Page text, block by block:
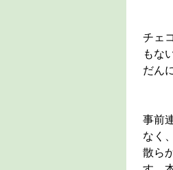
チェ
もな
だん
事前
なく
散ら